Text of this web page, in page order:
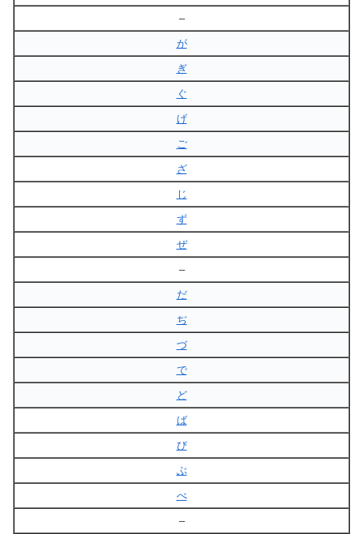
–
が
ぎ
ぐ
げ
ご
ざ
じ
ず
ぜ
–
だ
ぢ
づ
で
ど
ば
び
ぶ
べ
–